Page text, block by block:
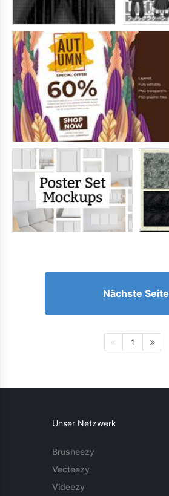
Nächste Seite
1
Unser Netzwerk
Brusheezy
Vecteezy
Videezy